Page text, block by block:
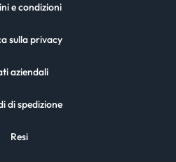
e condizioni
sulla privacy
aziendali
di spedizione
Resi